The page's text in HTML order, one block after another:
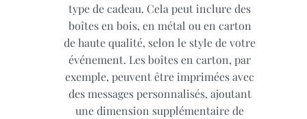
type de cadeau. Cela peut inclure des
boîtes en bois, en métal ou en carton
de haute qualité, selon le style de votre
événement. Les boîtes en carton, par
exemple, peuvent être imprimées avec
des messages personnalisés, ajoutant
une dimension supplémentaire de